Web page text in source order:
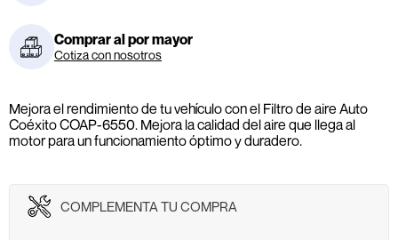
Comprar al por mayor
Cotiza con nosotros
Mejora el rendimiento de tu vehículo con el Filtro de aire Auto
Coéxito COAP-6550. Mejora la calidad del aire que llega al
motor para un funcionamiento óptimo y duradero.
COMPLEMENTA TU COMPRA